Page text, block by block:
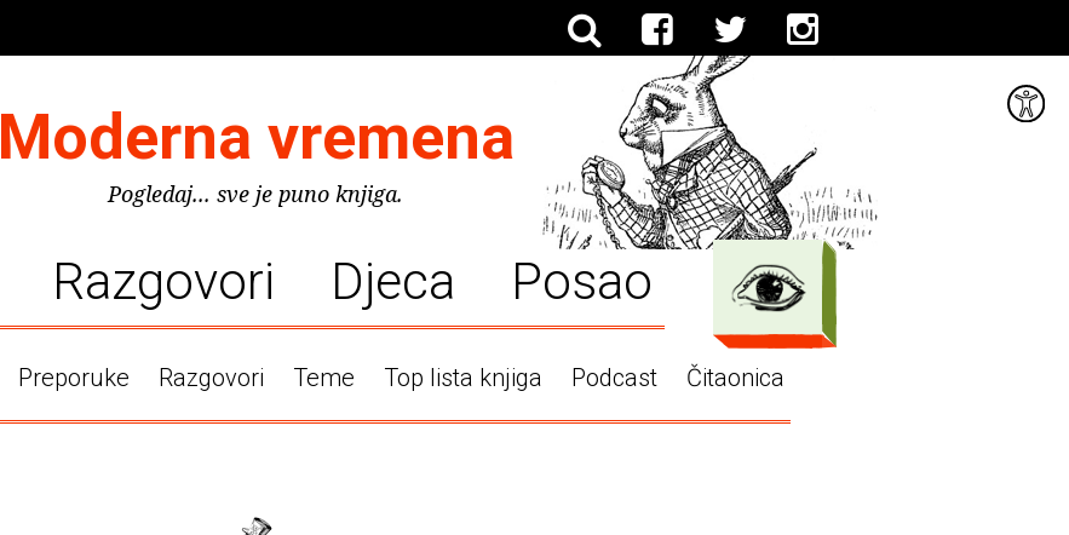
Moderna vremena
Pogledaj... sve je puno knjiga.
Razgovori Djeca Posao
Preporuke Razgovori Teme Top lista knjiga Podcast Čitaonica